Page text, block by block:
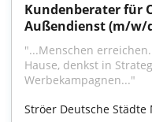
Kundenberater für
Außendienst (m/w/
"...Menschen
Hause, denkst in
Werbekampagnen..."
Ströer Deutsche Städte